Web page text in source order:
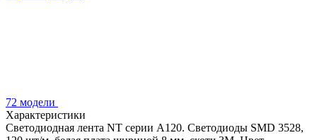
72 модели
Характеристики
Светодиодная лента NT серии A120. Светодиоды SMD 3528,